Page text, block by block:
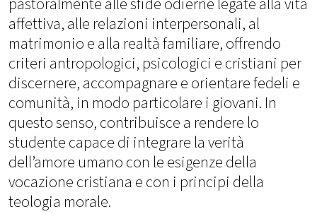
affettiva, alle relazioni interpersonali, al
matrimonio e alla realtà familiare, offrendo
criteri antropologici, psicologici e cristiani per
discernere, accompagnare e orientare fedeli e
comunità, in modo particolare i giovani. In
questo senso, contribuisce a rendere lo
studente capace di integrare la verità
dell’amore umano con le esigenze della
vocazione cristiana e con i principi della
teologia morale.